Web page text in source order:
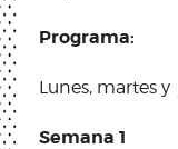
Programa:
Lunes, martes
Semana 1